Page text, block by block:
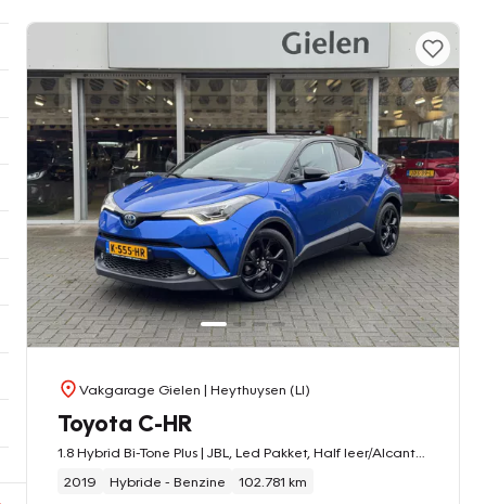
Vakgarage Gielen | Heythuysen (LI)
Toyota C-HR
2019
Hybride - Benzine 102.781 km